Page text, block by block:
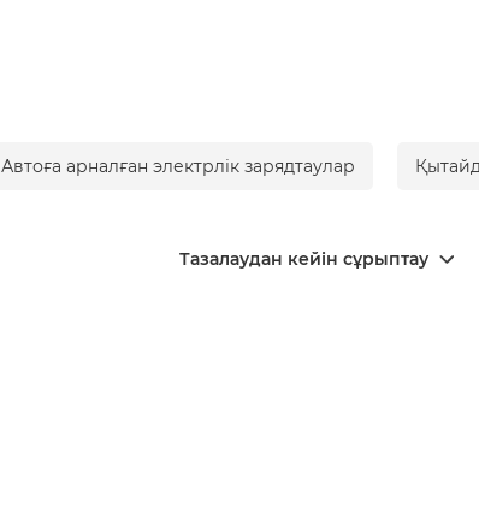
Автоға арналған электрлік зарядтаулар
Тазалаудан кейін сұрыптау